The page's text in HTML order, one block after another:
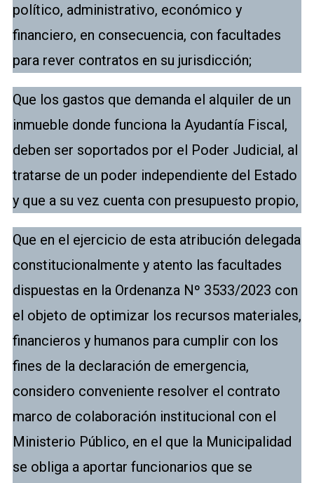
político, administrativo, económico y
financiero, en consecuencia, con facultades
para rever contratos en su jurisdicción;
Que los gastos que demanda el alquiler de un
inmueble donde funciona la Ayudantía Fiscal,
deben ser soportados por el Poder Judicial, al
tratarse de un poder independiente del Estado
y que a su vez cuenta con presupuesto propio,
Que en el ejercicio de esta atribución delegada
constitucionalmente y atento las facultades
dispuestas en la Ordenanza Nº 3533/2023 con
el objeto de optimizar los recursos materiales,
financieros y humanos para cumplir con los
fines de la declaración de emergencia,
considero conveniente resolver el contrato
marco de colaboración institucional con el
Ministerio Público, en el que la Municipalidad
se obliga a aportar funcionarios que se